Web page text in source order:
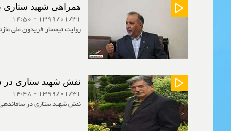
همراهی شهید
1399/01/31 - 14:50
روایت تیمسار فریدون علی
نقش شهید ستاری در
1399/01/31 - 14:48
نقش شهید ستاری در